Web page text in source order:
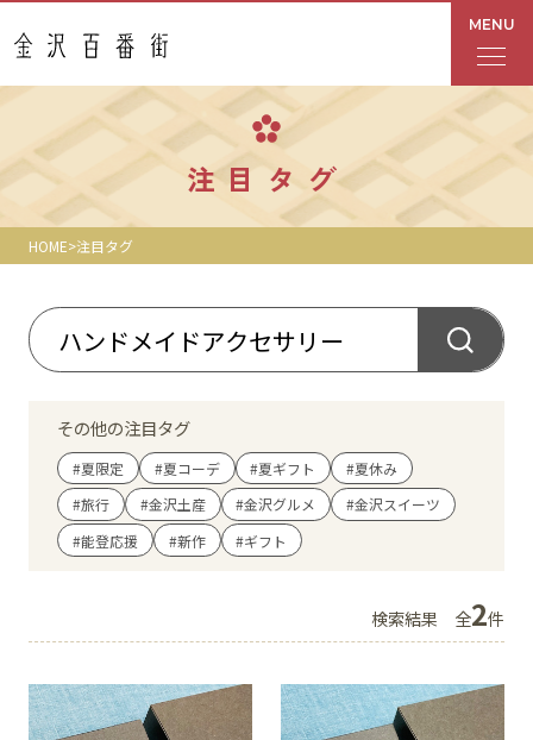
MENU
フロアガイド
あんと
Rinto
あんと西
レストラン・カフェ
ショップニュース
アクセス・パーキング
館内サービス
注目タグ
HOME 注目タグ
その他の注目タグ
#夏限定 #夏コーデ #夏ギフト
#夏休み
#旅行
#金沢土産 #金沢グルメ
#金沢スイーツ
#能登応援
#新作 #ギフト
検索結果 全2件